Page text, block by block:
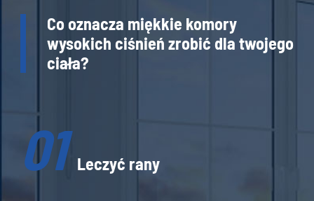
Co oznacza miękkie komory
wysokich ciśnień zrobić dla twojego
ciała?
01 Leczyć rany